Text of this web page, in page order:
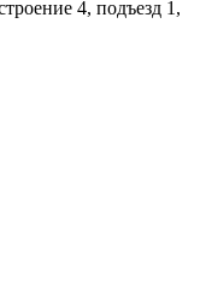
4, подъезд 1,